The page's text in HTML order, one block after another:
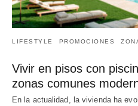
LIFESTYLE PROMOCIONES
Vivir en pisos con
zonas comunes
En la actualidad, la vivienda ha